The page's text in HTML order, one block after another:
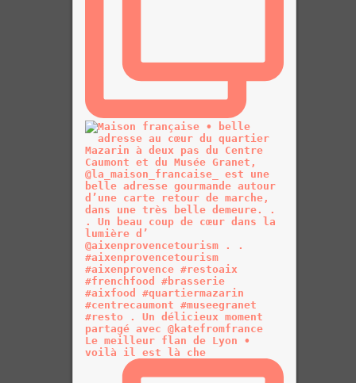
Le meilleur flan de Lyon •
voilà il est là che